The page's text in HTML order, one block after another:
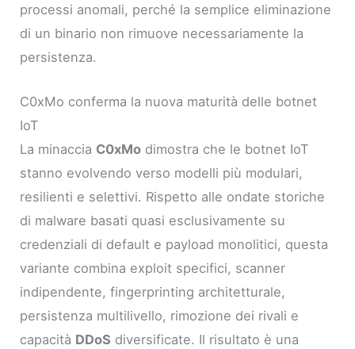
processi anomali, perché la semplice eliminazione
di un binario non rimuove necessariamente la
persistenza.
C0xMo conferma la nuova maturità delle botnet
IoT
La minaccia C0xMo dimostra che le botnet IoT
stanno evolvendo verso modelli più modulari,
resilienti e selettivi. Rispetto alle ondate storiche
di malware basati quasi esclusivamente su
credenziali di default e payload monolitici, questa
variante combina exploit specifici, scanner
indipendente, fingerprinting architetturale,
persistenza multilivello, rimozione dei rivali e
capacità DDoS diversificate. Il risultato è una